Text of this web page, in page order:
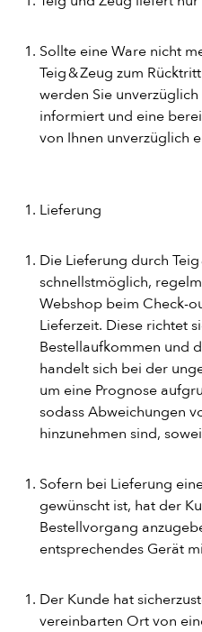
SALAT
SNACKS
DESSERT
Sollte eine Ware nicht
Teig & Zeug zum
werden Sie
informiert und eine
von Ihnen unverzüglich
Lieferung
Die Lieferung durch
schnellstmöglich,
Webshop beim Check-
Lieferzeit. Diese richtet
Bestellaufkommen und
handelt sich bei der
um eine Prognose
sodass Abweichungen
hinzunehmen sind,
Sofern bei Lieferung
gewünscht ist, hat der
Bestellvorgang
entsprechendes Gerät
Der Kunde hat
vereinbarten Ort von